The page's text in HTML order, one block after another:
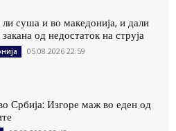
суша и во македонија, и дали
од недостаток на струја
05.08.2026 22:59
Србија: Изгоре маж во еден од